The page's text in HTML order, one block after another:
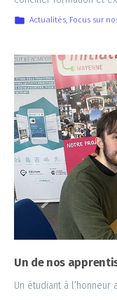
Actualités, Focus sur
Un de nos
Un étudiant à